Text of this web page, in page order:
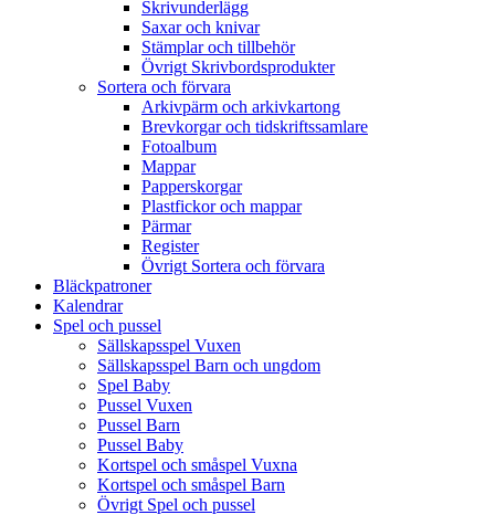
Skrivunderlägg
Saxar och knivar
Stämplar och tillbehör
Övrigt Skrivbordsprodukter
Sortera och förvara
Arkivpärm och arkivkartong
Brevkorgar och tidskriftssamlare
Fotoalbum
Mappar
Papperskorgar
Plastfickor och mappar
Pärmar
Register
Övrigt Sortera och förvara
Bläckpatroner
Kalendrar
Spel och pussel
Sällskapsspel Vuxen
Sällskapsspel Barn och ungdom
Spel Baby
Pussel Vuxen
Pussel Barn
Pussel Baby
Kortspel och småspel Vuxna
Kortspel och småspel Barn
Övrigt Spel och pussel